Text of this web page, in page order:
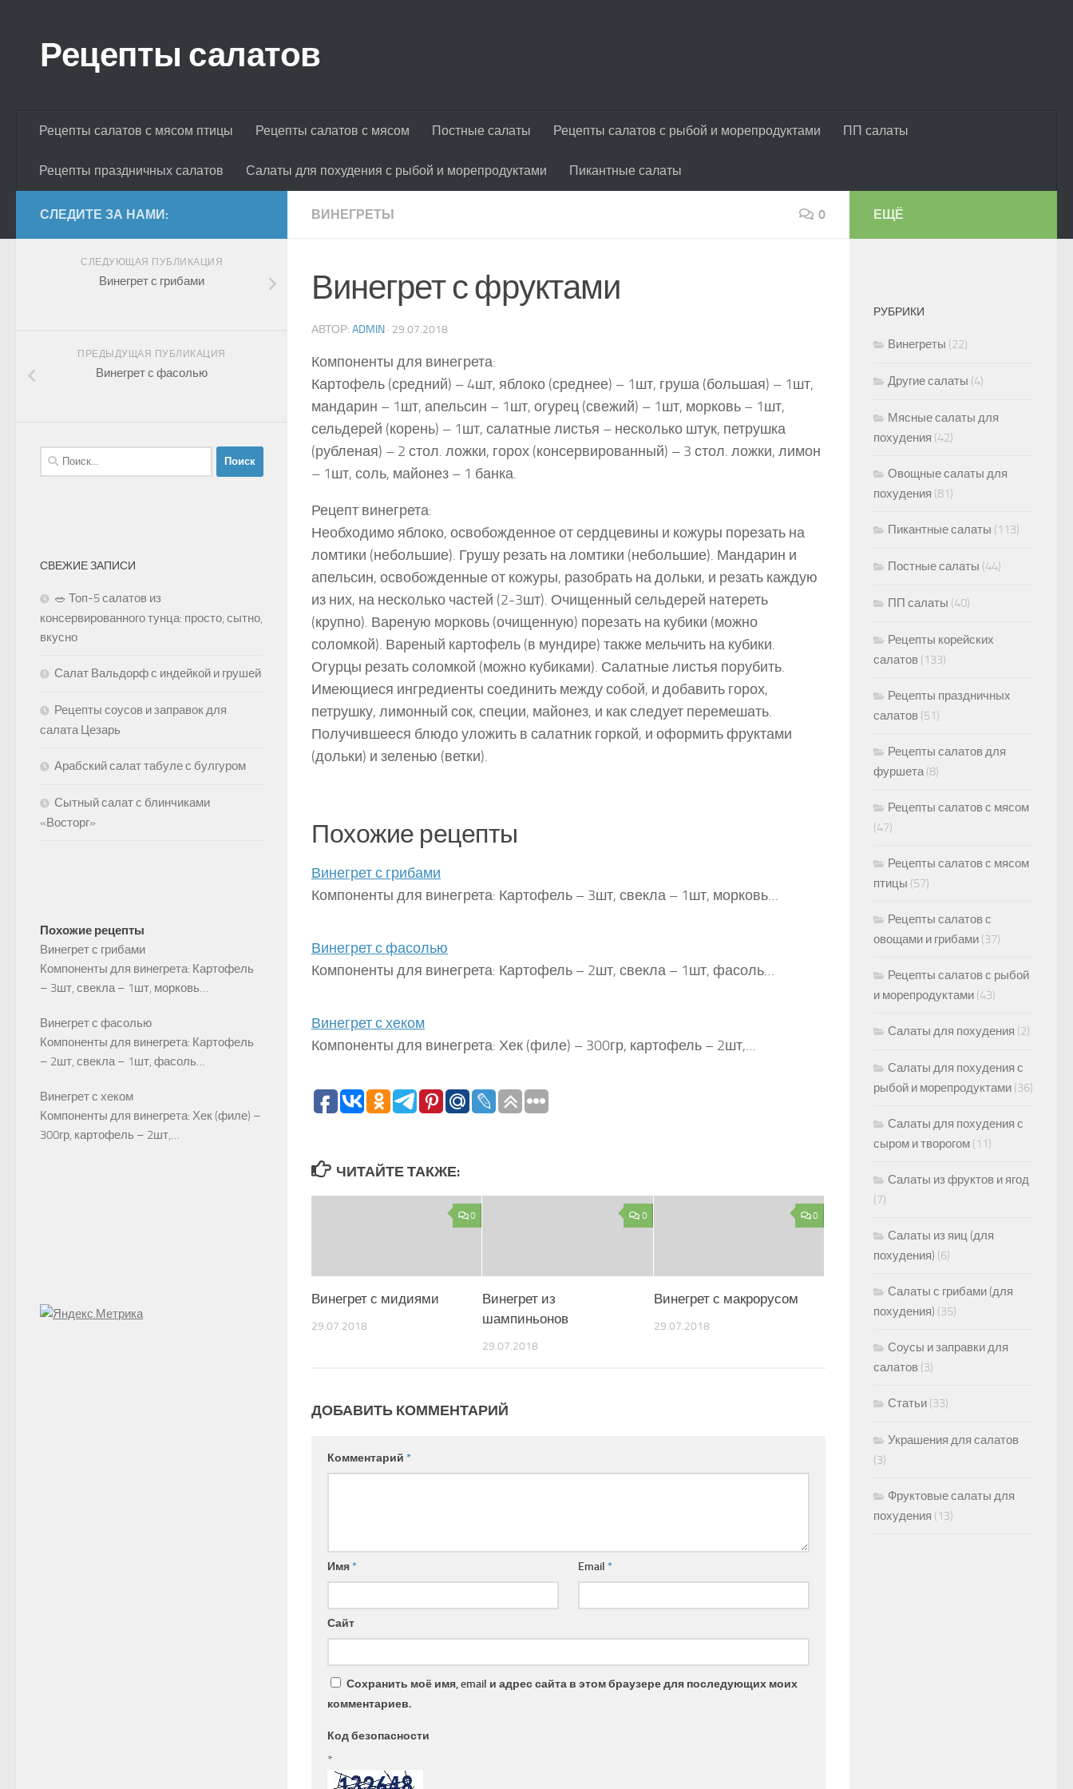
Рецепты салатов
Рецепты салатов с мясом птицы Рецепты салатов с мясом Постные салаты Рецепты салатов с рыбой и морепродуктами ПП салаты
Рецепты праздничных салатов Салаты для похудения с рыбой и морепродуктами Пикантные салаты
ВИНЕГРЕТЫ 0
Винегрет с фруктами
АВТОР: ADMIN · 29.07.2018
Компоненты для винегрета:
Картофель (средний) – 4шт, яблоко (среднее) – 1шт, груша (большая) – 1шт,
мандарин – 1шт, апельсин – 1шт, огурец (свежий) – 1шт, морковь – 1шт,
сельдерей (корень) – 1шт, салатные листья – несколько штук, петрушка
(рубленая) – 2 стол. ложки, горох (консервированный) – 3 стол. ложки, лимон
– 1шт, соль, майонез – 1 банка.
Рецепт винегрета:
Необходимо яблоко, освобожденное от сердцевины и кожуры порезать на
ломтики (небольшие). Грушу резать на ломтики (небольшие). Мандарин и
апельсин, освобожденные от кожуры, разобрать на дольки, и резать каждую
из них, на несколько частей (2-3шт). Очищенный сельдерей натереть
(крупно). Вареную морковь (очищенную) порезать на кубики (можно
соломкой). Вареный картофель (в мундире) также мельчить на кубики.
Огурцы резать соломкой (можно кубиками). Салатные листья порубить.
Имеющиеся ингредиенты соединить между собой, и добавить горох,
петрушку, лимонный сок, специи, майонез, и как следует перемешать.
Получившееся блюдо уложить в салатник горкой, и оформить фруктами
(дольки) и зеленью (ветки).
Похожие рецепты
Винегрет с грибами
Компоненты для винегрета: Картофель – 3шт, свекла – 1шт, морковь…
Винегрет с фасолью
Компоненты для винегрета: Картофель – 2шт, свекла – 1шт, фасоль…
Винегрет с хеком
Компоненты для винегрета: Хек (филе) – 300гр, картофель – 2шт,…
ЧИТАЙТЕ ТАКЖЕ:
0
Винегрет с мидиями
29.07.2018
0
Винегрет из
шампиньонов
29.07.2018
0
Винегрет с макрорусом
29.07.2018
ДОБАВИТЬ КОММЕНТАРИЙ
Комментарий *
Имя* Email*
Сайт
Сохранить моё имя, email и адрес сайта в этом браузере для последующих моих
комментариев.
Код безопасности
*
СЛЕДИТЕ ЗА НАМИ:
СЛЕДУЮЩАЯ ПУБЛИКАЦИЯ
Винегрет с грибами
ПРЕДЫДУЩАЯ ПУБЛИКАЦИЯ
Винегрет с фасолью
Найти:
СВЕЖИЕ ЗАПИСИ
🥗 Топ-5 салатов из
консервированного тунца: просто, сытно,
вкусно
Салат Вальдорф с индейкой и грушей
Рецепты соусов и заправок для
салата Цезарь
Арабский салат табуле с булгуром
Сытный салат с блинчиками
«Восторг»
Похожие рецепты
Винегрет с грибами
Компоненты для винегрета: Картофель
– 3шт, свекла – 1шт, морковь…
Винегрет с фасолью
Компоненты для винегрета: Картофель
– 2шт, свекла – 1шт, фасоль…
Винегрет с хеком
Компоненты для винегрета: Хек (филе) –
300гр, картофель – 2шт,…
ЕЩЁ
РУБРИКИ
Винегреты (22)
Другие салаты (4)
Мясные салаты для
похудения (42)
Овощные салаты для
похудения (81)
Пикантные салаты (113)
Постные салаты (44)
ПП салаты (40)
Рецепты корейских
салатов (133)
Рецепты праздничных
салатов (51)
Рецепты салатов для
фуршета(8)
Рецепты салатов с мясом
(47)
Рецепты салатов с мясом
птицы (57)
Рецепты салатов с
овощами и грибами (37)
Рецепты салатов с рыбой
и морепродуктами (43)
Салаты для похудения (2)
Салаты для похудения с
рыбой и морепродуктами (36)
Салаты для похудения с
сыром и творогом (11)
Салаты из фруктов и ягод
(7)
Салаты из яиц (для
похудения) (6)
Салаты с грибами (для
похудения) (35)
Соусы и заправки для
салатов (3)
Статьи (33)
Украшения для салатов
(3)
Фруктовые салаты для
похудения (13)